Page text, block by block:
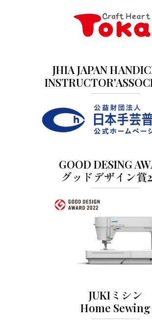
JHIA JAPAN
GOOD DESING
グッドデザイン賞
JUKIミシン
Home Sewing